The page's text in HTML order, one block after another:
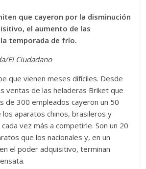
que cayeron por la disminución
el aumento de las
temporada de frío.
El Ciudadano
que vienen meses difíciles. Desde
ventas de las heladeras Briket que
de 300 empleados cayeron un 50
aparatos chinos, brasileros y
vez más a competirle. Son un 20
que los nacionales y, en un
el poder adquisitivo, terminan